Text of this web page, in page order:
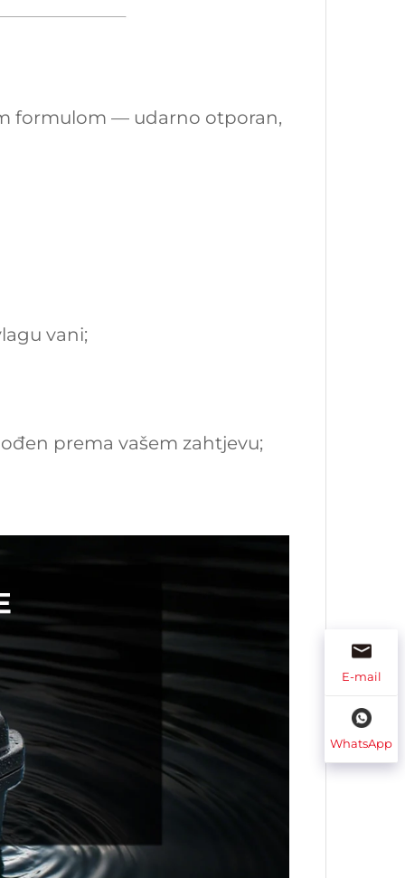
formulom — udarno otporan,
vani;
prema vašem zahtjevu;
E-mail
WhatsApp